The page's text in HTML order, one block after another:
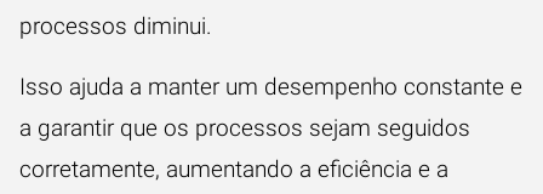
processos diminui.
Isso ajuda a manter um desempenho constante e
a garantir que os processos sejam seguidos
corretamente, aumentando a eficiência e a